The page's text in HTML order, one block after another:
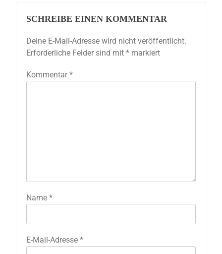
SCHREIBE EINEN KOMMENTAR
Deine E-Mail-Adresse wird nicht veröffentlicht.
Erforderliche Felder sind mit * markiert
Kommentar *
Name *
E-Mail-Adresse *